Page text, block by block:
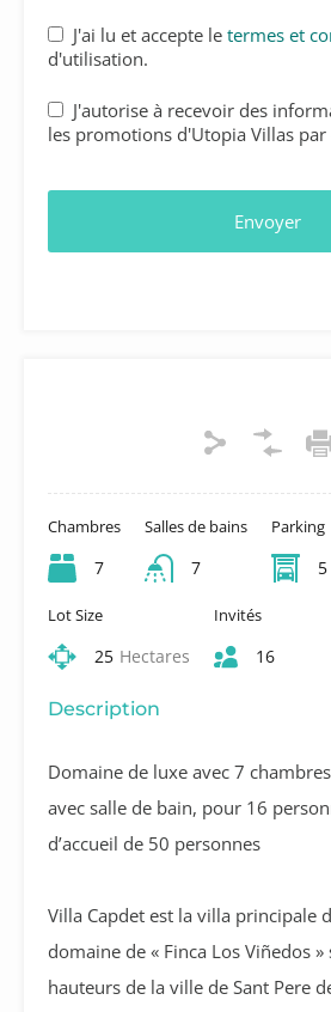
Chambres
7
Salles de bains
7
Parking
5
Lot Size
25 Hectares
Invités
16
Description
Domaine de luxe avec 7
avec salle de bain, pour 16
d’accueil de 50 personnes
Villa Capdet est la villa principale
domaine de « Finca Los Viñedos
hauteurs de la ville de Sant Pere
J'ai lu et accepte le termes et
d'utilisation.
J'autorise à recevoir des
les promotions d'Utopia Villas par
Envoyer